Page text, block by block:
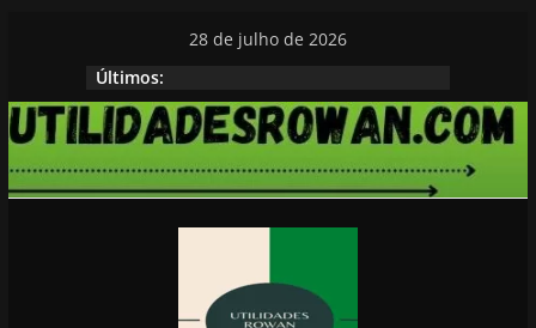
conteúdo
28 de julho de 2026
Últimos: